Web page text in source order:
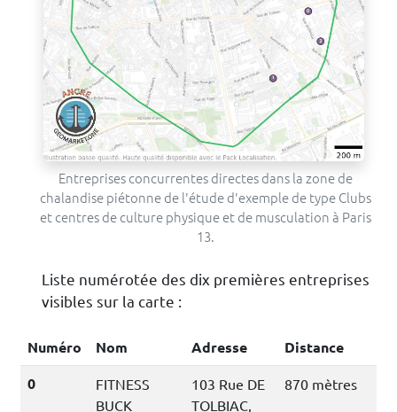
Entreprises concurrentes directes dans la zone de
chalandise piétonne de l'étude d'exemple de type Clubs
et centres de culture physique et de musculation à Paris
13.
Liste numérotée des dix premières entreprises
visibles sur la carte :
Numéro Nom Adresse
Distance
0
FITNESS
BUCK
103 Rue DE
TOLBIAC,
870 mètres